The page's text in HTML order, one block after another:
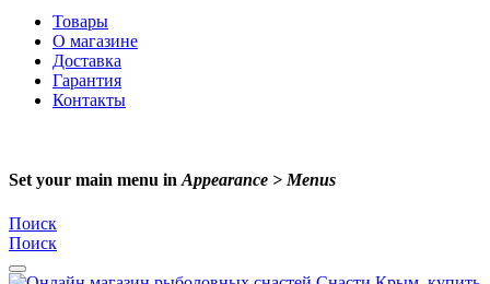
Товары
О магазине
Доставка
Гарантия
Контакты
Set your main menu in Appearance > Menus
Поиск
Поиск